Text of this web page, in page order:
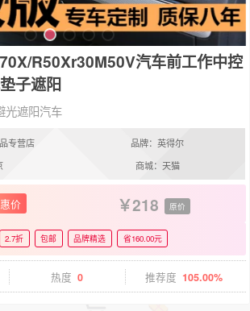
R50Xr30M50V汽车前工作中控
子遮阳
光遮阳汽车
专营店
品牌：英得尔
商城：天猫
价 218 原价
2.7折 包邮 品牌精选 省160.00元
热度 0 推荐度 105.00%